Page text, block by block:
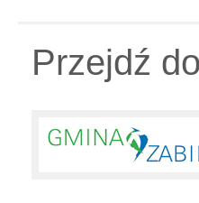
Przejdź